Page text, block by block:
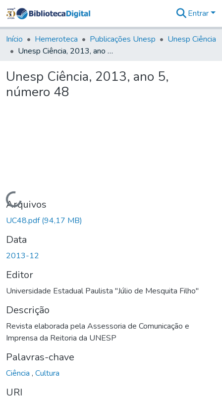
&
Coleções
Tudo na
Digital
Entrar
Início Hemeroteca Publicações Unesp
Unesp Ciência
Unesp Ciência, 2013, ano 5, número 48
Unesp Ciência, 2013, ano 5,
número 48
Carregando...
Arquivos
UC48.pdf(94,17 MB)
Data
2013-12
Editor
Universidade Estadual Paulista "Júlio de Mesquita Filho"
Descrição
Revista elaborada pela Assessoria de Comunicação e
Imprensa da Reitoria da UNESP
Palavras-chave
Ciência , Cultura
URI